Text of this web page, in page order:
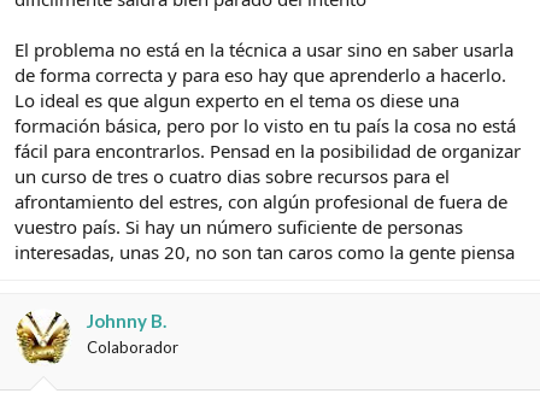
El problema no está en la técnica a usar sino en saber usarla
de forma correcta y para eso hay que aprenderlo a hacerlo.
Lo ideal es que algun experto en el tema os diese una
formación básica, pero por lo visto en tu país la cosa no está
fácil para encontrarlos. Pensad en la posibilidad de organizar
un curso de tres o cuatro dias sobre recursos para el
afrontamiento del estres, con algún profesional de fuera de
vuestro país. Si hay un número suficiente de personas
interesadas, unas 20, no son tan caros como la gente piensa
Johnny B.
Colaborador